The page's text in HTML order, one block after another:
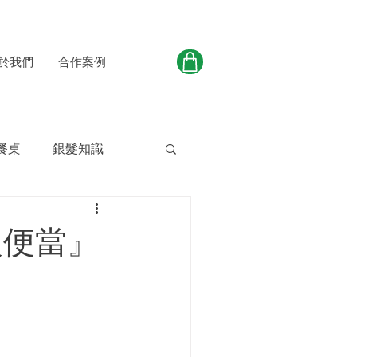
我們 合作案例
桌 銀髮知識
當』